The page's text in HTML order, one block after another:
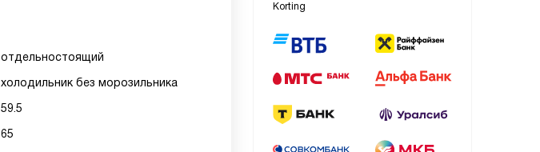
Korting
отдельностоящий
холодильник без морозильника
59.5
65